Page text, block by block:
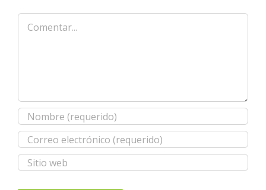
Comentar